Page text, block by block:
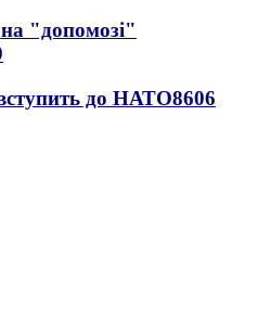
"допомозі"
до НАТО8606